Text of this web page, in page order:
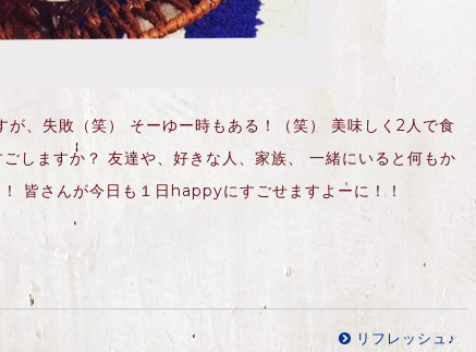
、失敗（笑） そーゆー時もある！（笑） 美味しく2人で食
しますか？ 友達や、好きな人、家族、 一緒にいると何もか
皆さんが今日も１日happyにすごせますよーに！！
リフレッシュ♪